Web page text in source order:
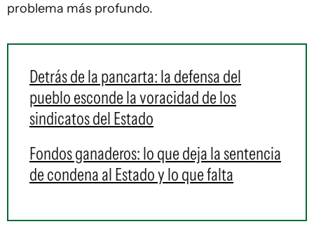
problema más profundo.
Detrás de la pancarta: la defensa del
pueblo esconde la voracidad de los
sindicatos del Estado
Fondos ganaderos: lo que deja la sentencia
de condena al Estado y lo que falta